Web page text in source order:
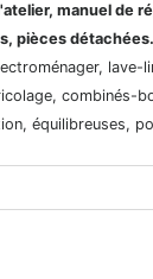
manuel de
pièces
combinés-
équilibreuses,